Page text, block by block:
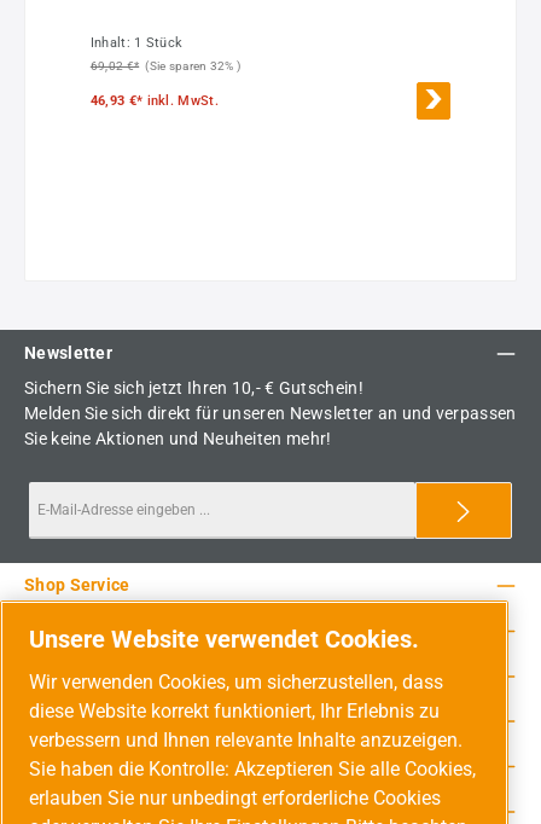
Inhalt: 1 Stück
69,02 €* (Sie sparen 32% )
46,93 €* inkl. MwSt.
Newsletter
Sichern Sie sich jetzt Ihren 10,- € Gutschein!
Melden Sie sich direkt für unseren Newsletter an und verpassen
Sie keine Aktionen und Neuheiten mehr!
Service-Hotline
Shop Service
Rechtliche Hinweise
Unsere Vorteile
Versandarten
Zahlungsarten
Unsere Website verwendet Cookies.
Wir verwenden Cookies, um sicherzustellen, dass
diese Website korrekt funktioniert, Ihr Erlebnis zu
verbessern und Ihnen relevante Inhalte anzuzeigen.
Sie haben die Kontrolle: Akzeptieren Sie alle Cookies,
erlauben Sie nur unbedingt erforderliche Cookies